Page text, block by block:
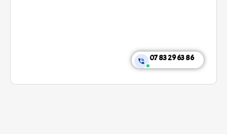
07 83 29 63 86